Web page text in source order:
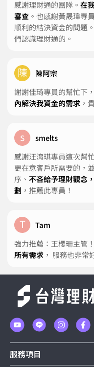
感謝理財通的團隊。 在
審查 。也感謝黃晟瑋專
順利的結決資金的問題
們認識理財通的。
陳
陳阿宗
謝謝佳琦專員的幫忙下
內解決我資金的需求 ，
s
smelts
感謝汪淯琪專員這次幫
更在意客戶所需要的，
序、 不吝給予理財觀念
劃 ，推薦此專員！
T
Tam
強力推薦：王櫻珊主管
所有需求 ， 服務也非常
服務項目